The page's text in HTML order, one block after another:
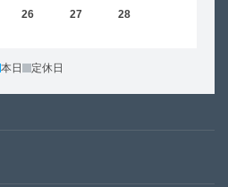
26 27 28
本日 定休日